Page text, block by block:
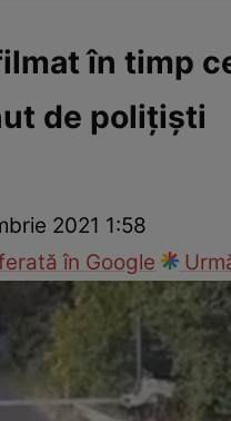
în timp
de polițiști
2021 1:58
în Google